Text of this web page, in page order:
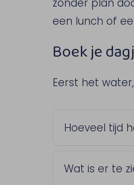
zonder plan
een lunch of
Boek je
Eerst het
Hoeveel tijd
van een
Wat is er te